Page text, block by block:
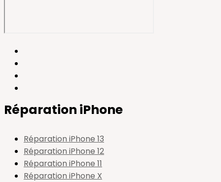
Réparation iPhone
Réparation iPhone 13
Réparation iPhone 12
Réparation iPhone 11
Réparation iPhone X